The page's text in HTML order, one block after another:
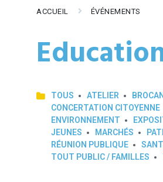
ACCUEIL ÉVÉNEMENTS
TOUS ATELIER
CONCERTATION CITOYENNE
ENVIRONNEMENT
JEUNES
MARCHÉS
RÉUNION PUBLIQUE
TOUT PUBLIC / FAMILLES